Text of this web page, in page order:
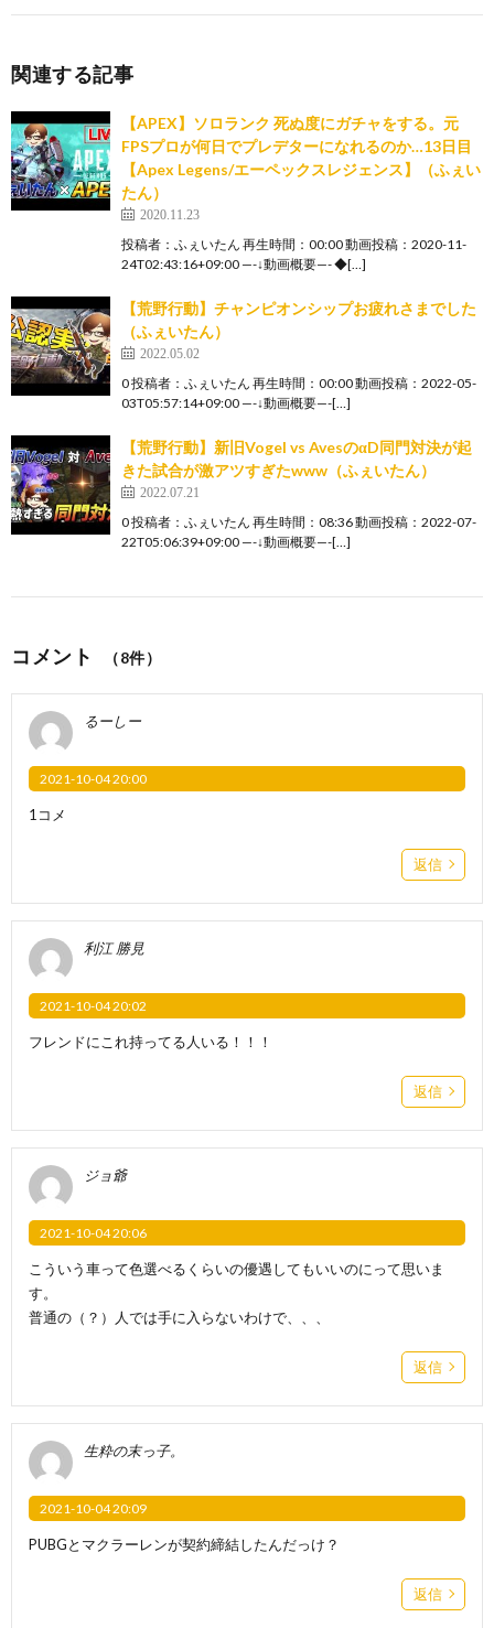
関連する記事
【APEX】ソロランク 死ぬ度にガチャをする。元
FPSプロが何日でプレデターになれるのか…13日目
【Apex Legens/エーペックスレジェンス】（ふぇい
たん）
2020.11.23
投稿者：ふぇいたん 再生時間：00:00 動画投稿：2020-11-
24T02:43:16+09:00 —-↓動画概要—- ◆[…]
【荒野行動】チャンピオンシップお疲れさまでした
（ふぇいたん）
2022.05.02
0 投稿者：ふぇいたん 再生時間：00:00 動画投稿：2022-05-
03T05:57:14+09:00 —-↓動画概要—-[…]
【荒野行動】新旧Vogel vs AvesのαD同門対決が起
きた試合が激アツすぎたwww（ふぇいたん）
2022.07.21
0 投稿者：ふぇいたん 再生時間：08:36 動画投稿：2022-07-
22T05:06:39+09:00 —-↓動画概要—-[…]
コメント （8件）
るーしー
2021-10-04 20:00
1コメ
返信
利江 勝見
2021-10-04 20:02
フレンドにこれ持ってる人いる！！！
返信
ジョ爺
2021-10-04 20:06
こういう車って色選べるくらいの優遇してもいいのにって思いま
す。
普通の（？）人では手に入らないわけで、、、
返信
生粋の末っ子。
2021-10-04 20:09
PUBGとマクラーレンが契約締結したんだっけ？
返信